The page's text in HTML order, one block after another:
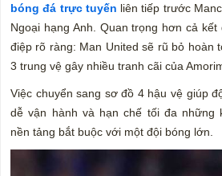
bóng đá trực tuyến liên tiếp trước
Ngoại hạng Anh. Quan trọng hơn cả
điệp rõ ràng: Man United sẽ rũ bỏ hoàn
3 trung vệ gây nhiều tranh cãi của
Việc chuyển sang sơ đồ 4 hậu vệ giúp
dễ vận hành và hạn chế tối đa những
nền tảng bắt buộc với một đội bóng lớn.